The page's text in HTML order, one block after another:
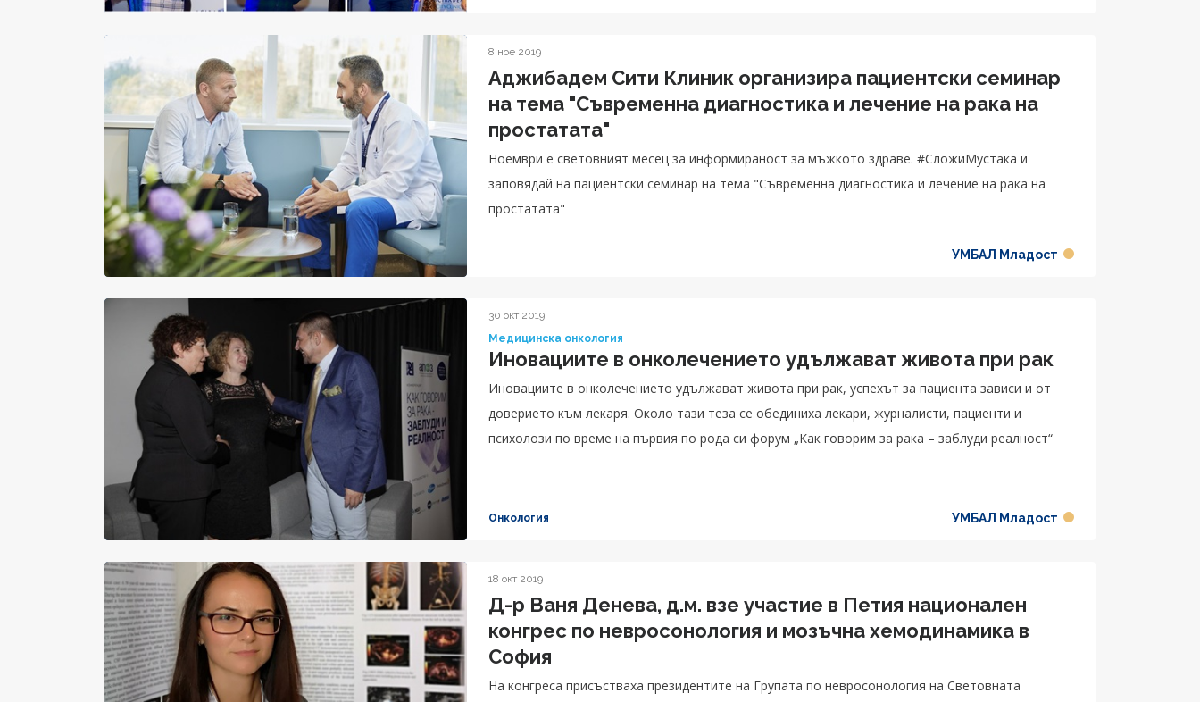
8 ное 2019
Аджибадем Сити Клиник организира пациентски семинар
на тема "Съвременна диагностика и лечение на рака на
простатата"
Ноември е световният месец за информираност за мъжкото здраве. #СложиМустака и
заповядай на пациентски семинар на тема "Съвременна диагностика и лечение на рака на
простатата"
УМБАЛ Младост
30 окт 2019
Медицинска онкология
Иновациите в онколечението удължават живота при рак
Иновациите в онколечението удължават живота при рак, успехът за пациента зависи и от
доверието към лекаря. Около тази теза се обединиха лекари, журналисти, пациенти и
психолози по време на първия по рода си форум „Как говорим за рака – заблуди реалност“
Онкология УМБАЛ Младост
18 окт 2019
Д-р Ваня Денева, д.м. взе участие в Петия национален
конгрес по невросонология и мозъчна хемодинамика в
София
На конгреса присъстваха президентите на Групата по невросонология на Световната